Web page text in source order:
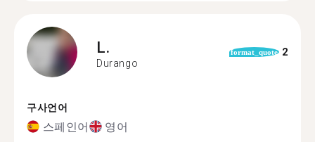
L.
Durango
format_quote 2
구사언어
스페인어 영어